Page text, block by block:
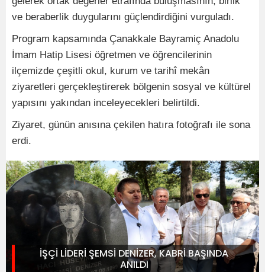
ve beraberlik duygularını güçlendirdiğini vurguladı.
Program kapsamında Çanakkale Bayramiç Anadolu
İmam Hatip Lisesi öğretmen ve öğrencilerinin
ilçemizde çeşitli okul, kurum ve tarihî mekân
ziyaretleri gerçekleştirerek bölgenin sosyal ve kültürel
yapısını yakından inceleyecekleri belirtildi.
Ziyaret, günün anısına çekilen hatıra fotoğrafı ile sona
erdi.
İŞÇİ LİDERİ ŞEMSİ DENİZER, KABRİ BAŞINDA
ANILDI